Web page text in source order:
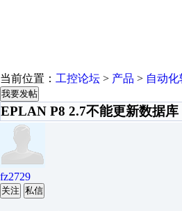
当前位置： 工控论坛 > 产品 > 自动化
我要发帖
EPLAN P8 2.7不能更新数据
fz2729
关注 私信